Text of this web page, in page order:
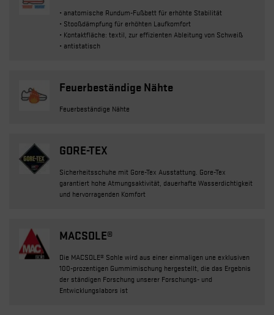
• anatomische Rundum-Fußbett für erhöhte Stabilität
• Stooßdämpfung für erhöhten Laufkomfort
• Kontaktfläche: textil, zur effizienten Ableitung von Schweiß
• antistatisch
Feuerbeständige Nähte
Feuerbeständige Nähte
GORE-TEX
Sicherheitsschuhe mit Gore-Tex Ausstattung. Gore-Tex
garantiert hohe Atmungsaktivität, dauerhafte Wasserdichtigkeit
und hervorragenden Komfort
MACSOLE®
Die MACSOLE® Sohle wird aus einer einmaligen une exklusiven
100-prozentigen Gummimischung hergestellt, die das Ergebnis
der ständigen Forschung unserer Forschungs- und
Entwicklungslabors ist